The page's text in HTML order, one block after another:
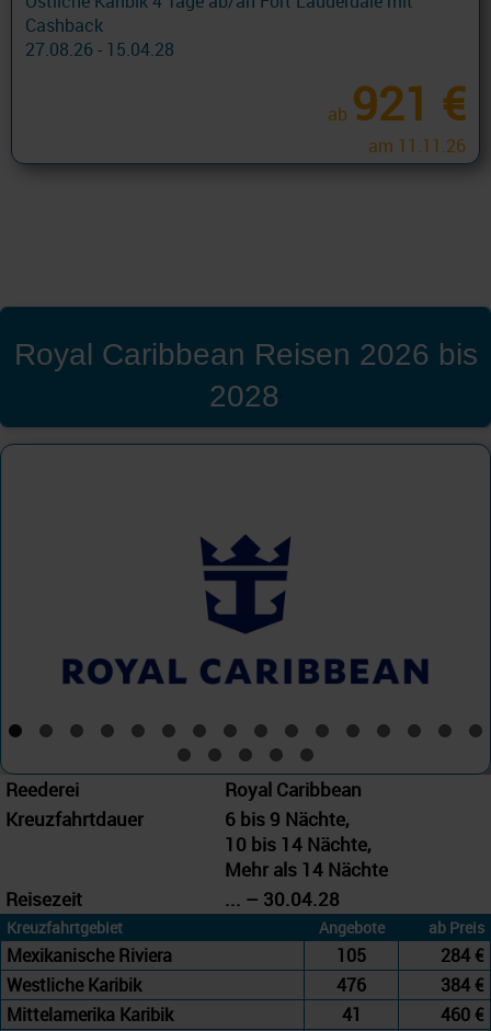
Cashback
27.08.26 - 15.04.28
ab 921 €
am 11.11.26
Royal Caribbean Reisen 2026 bis
2028'
Reederei
Royal Caribbean
Kreuzfahrtdauer
6 bis 9 Nächte,
10 bis 14 Nächte,
Mehr als 14 Nächte
Reisezeit
... – 30.04.28
Kreuzfahrtgebiet Angebote ab Preis
Mexikanische Riviera 105
284 €
Westliche Karibik
476
384 €
Mittelamerika Karibik
41
460 €